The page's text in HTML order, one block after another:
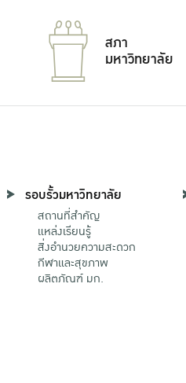
สภา
มหาวิทยาลัย
รอบรั้วมหาวิทยาลัย
สถานที่สำคัญ
แหล่งเรียนรู้
สิ่งอำนวยความสะดวก
กีฬาและสุขภาพ
ผลิตภัณฑ์ มก.